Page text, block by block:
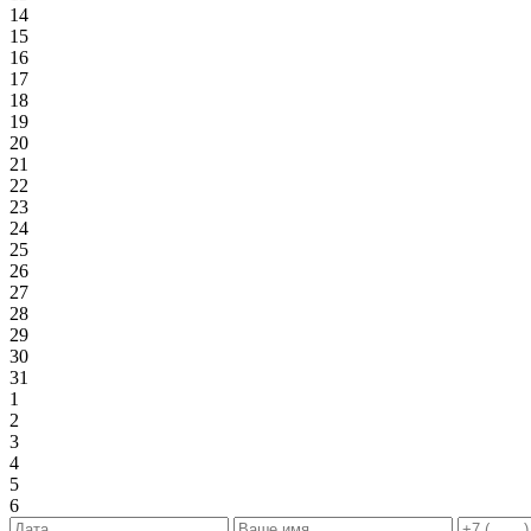
14
15
16
17
18
19
20
21
22
23
24
25
26
27
28
29
30
31
1
2
3
4
5
6